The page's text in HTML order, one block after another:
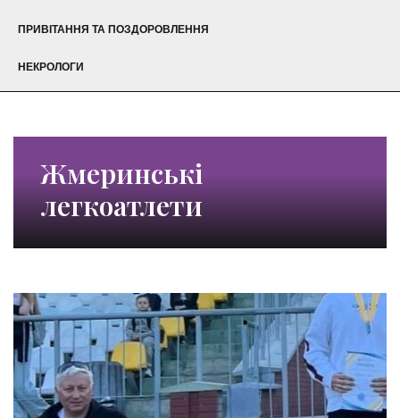
ПРИВІТАННЯ ТА ПОЗДОРОВЛЕННЯ
НЕКРОЛОГИ
Жмеринські
легкоатлети